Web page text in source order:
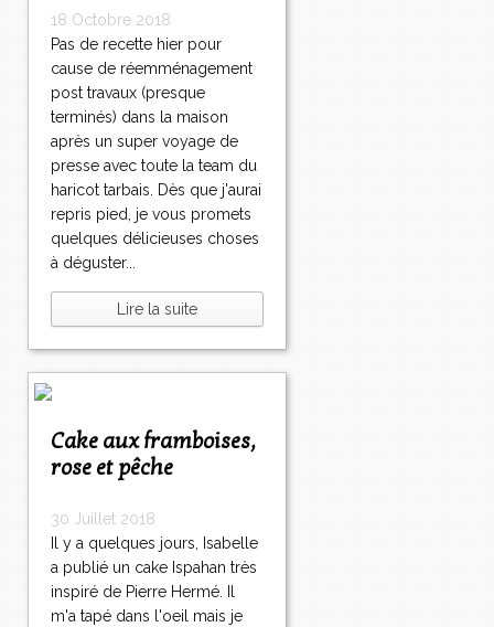
18 Octobre 2018
Pas de recette hier pour
cause de réemménagement
post travaux (presque
terminés) dans la maison
après un super voyage de
presse avec toute la team du
haricot tarbais. Dès que j'aurai
repris pied, je vous promets
quelques délicieuses choses
à déguster...
Lire la suite
Cake aux framboises,
rose et pêche
30 Juillet 2018
Il y a quelques jours, Isabelle
a publié un cake Ispahan très
inspiré de Pierre Hermé. Il
m'a tapé dans l'oeil mais je